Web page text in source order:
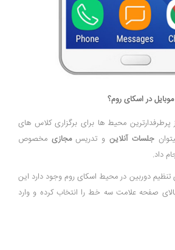
در اسکای روم؟
پرطرفدارترین محیط ها برای برگزاری کلاس های
جلسات آنلاین و تدریسمجازی مخصوص
داد.
تنظیم دوربین در محیط اسکای روم وجود دارد این
صفحه علامت سه خط را انتخاب کرده و وارد